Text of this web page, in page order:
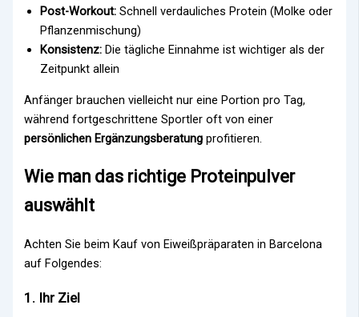
Post-Workout:Schnell verdauliches Protein (Molke oder
Pflanzenmischung)
Konsistenz:Die tägliche Einnahme ist wichtiger als der
Zeitpunkt allein
Anfänger brauchen vielleicht nur eine Portion pro Tag,
während fortgeschrittene Sportler oft von einer
persönlichen Ergänzungsberatung profitieren.
Wie man das richtige Proteinpulver
auswählt
Achten Sie beim Kauf von Eiweißpräparaten in Barcelona
auf Folgendes:
1. Ihr Ziel